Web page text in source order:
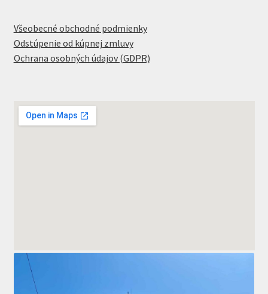
Všeobecné obchodné podmienky
Odstúpenie od kúpnej zmluvy
Ochrana osobných údajov (GDPR)